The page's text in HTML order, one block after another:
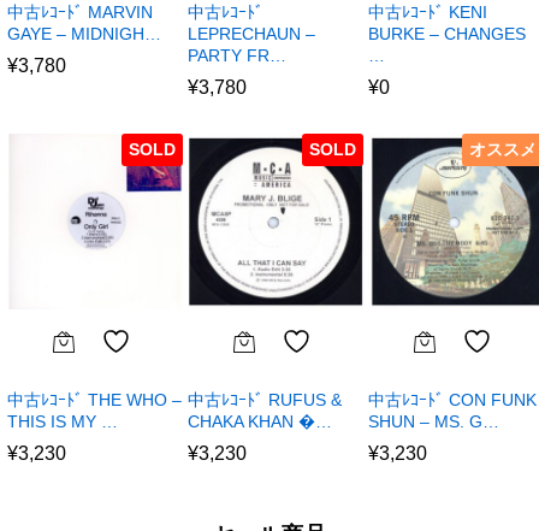
中古ﾚｺｰﾄﾞ MARVIN
GAYE – MIDNIGH…
¥3,780
中古ﾚｺｰﾄﾞ
LEPRECHAUN –
PARTY FR…
¥3,780
中古ﾚｺｰﾄﾞ KENI
BURKE – CHANGES
¥0
SOLD
中古ﾚｺｰﾄﾞ THE WHO –
THIS IS MY …
¥3,230
SOLD
中古ﾚｺｰﾄﾞ RUFUS &
CHAKA KHAN �…
¥3,230
オススメ
中古ﾚｺｰﾄﾞ CON FUNK
SHUN – MS. G…
¥3,230